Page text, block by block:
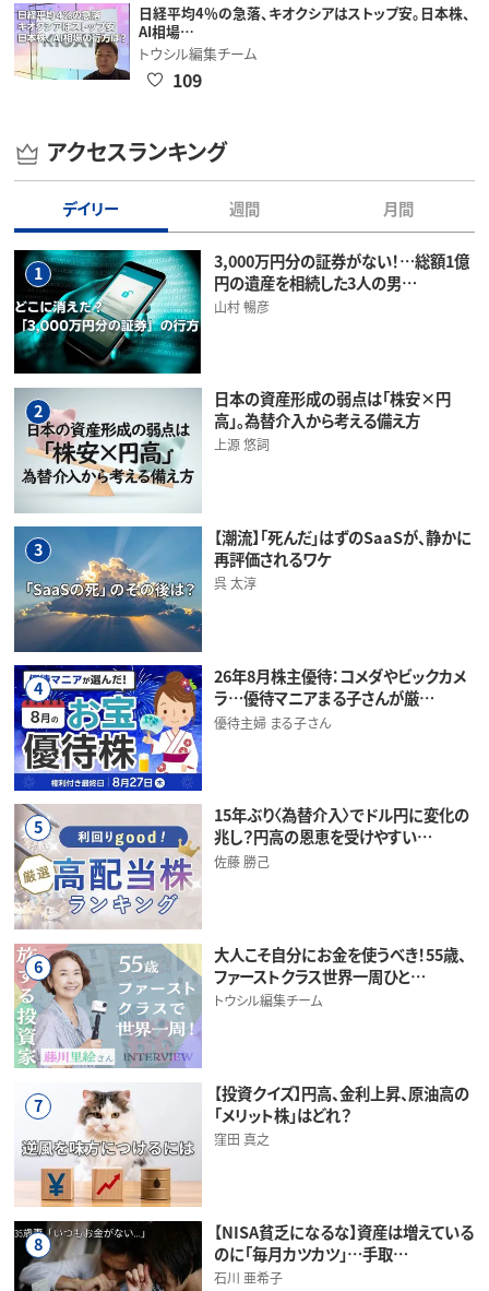
日経平均4％の急落、キオクシアはストップ安。日本株、
AI相場…
トウシル編集チーム
109
アクセスランキング
デイリー 週間 月間
1
3,000万円分の証券がない！…総額1億
円の遺産を相続した3人の男…
山村 暢彦
2
日本の資産形成の弱点は「株安×円
高」。為替介入から考える備え方
上源 悠詞
3
【潮流】「死んだ」はずのSaaSが、静かに
再評価されるワケ
呉 太淳
4
26年8月株主優待：コメダやビックカメ
ラ…優待マニアまる子さんが厳…
優待主婦 まる子さん
5
15年ぶり〈為替介入〉でドル円に変化の
兆し？円高の恩恵を受けやすい…
佐藤 勝己
6
大人こそ自分にお金を使うべき！55歳、
ファーストクラス世界一周ひと…
トウシル編集チーム
7
【投資クイズ】円高、金利上昇、原油高の
「メリット株」はどれ？
窪田 真之
8
【NISA貧乏になるな】資産は増えている
のに「毎月カツカツ」…手取…
石川 亜希子